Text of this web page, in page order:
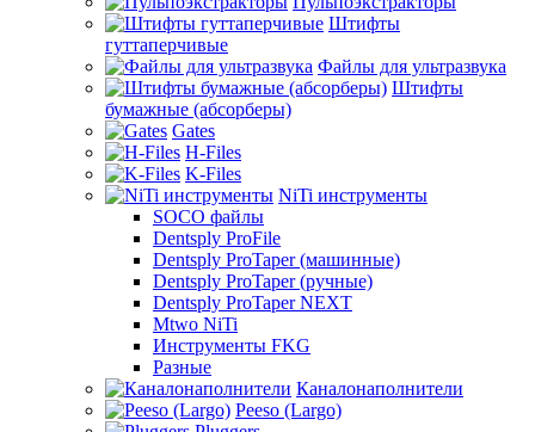
Штифты
гуттаперчивые
Файлы для ультразвука
Штифты
бумажные (абсорберы)
Gates
H-Files
K-Files
NiTi инструменты
SOCO файлы
Dentsply ProFile
Dentsply ProTaper (машинные)
Dentsply ProTaper (ручные)
Dentsply ProTaper NEXT
Mtwo NiTi
Инструменты FKG
Разные
Каналонаполнители
Peeso (Largo)